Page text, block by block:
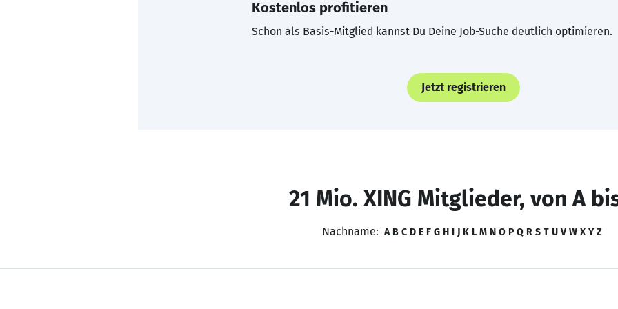
Kostenlos profitieren
Schon als Basis-Mitglied kannst Du Deine Job-Suche deutlich optimieren.
Jetzt registrieren
21 Mio. XING Mitglieder, von A
Nachname: A B C D E F G H I J K L M N O P Q R S T U V W X Y Z